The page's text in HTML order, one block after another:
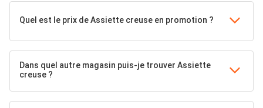
Quel est le prix de Assiette creuse en promotion ?
Dans quel autre magasin puis-je trouver Assiette
creuse ?